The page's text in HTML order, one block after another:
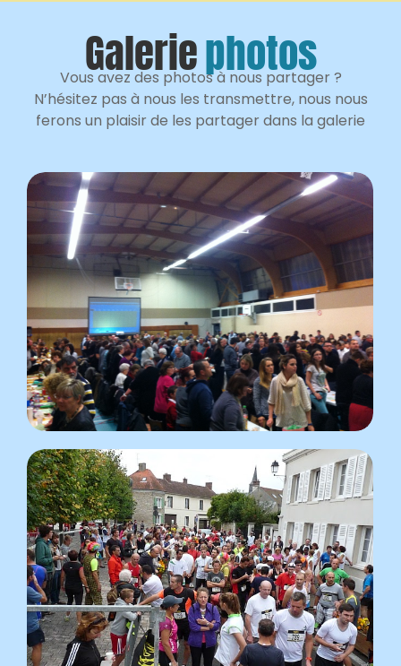
Galeriephotos
Vous avez des photos à nous partager ?
N’hésitez pas à nous les transmettre, nous nous
ferons un plaisir de les partager dans la galerie